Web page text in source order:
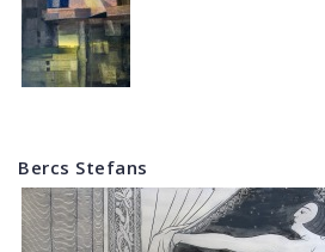
Bercs Stefans